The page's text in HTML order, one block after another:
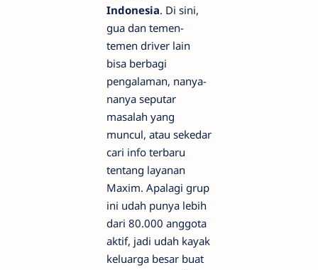
Indonesia. Di sini,
gua dan temen-
temen driver lain
bisa berbagi
pengalaman, nanya-
nanya seputar
masalah yang
muncul, atau sekedar
cari info terbaru
tentang layanan
Maxim. Apalagi grup
ini udah punya lebih
dari 80.000 anggota
aktif, jadi udah kayak
keluarga besar buat